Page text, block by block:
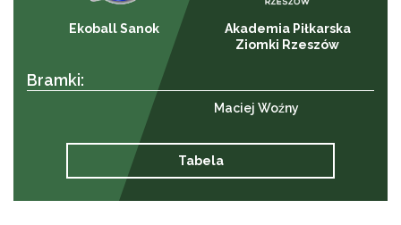
Ekoball Sanok
Akademia Piłkarska
Ziomki Rzeszów
Bramki:
Maciej Woźny
Tabela